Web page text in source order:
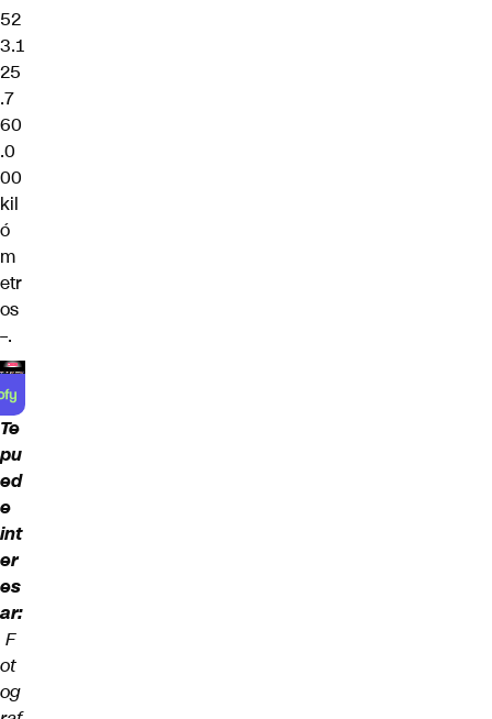
52
3.1
25
.7
60
.0
00
kil
ó
m
etr
os
–.
Te
pu
ed
e
int
er
es
ar:
F
ot
og